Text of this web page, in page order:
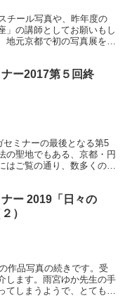
チール写真や、昨年度の
」の講師としてお願いもし
元京都で初の写真展を開
ー2017第５回終
ミナーの最後となる第5
の聖地でもある、京都・円
はご覧の通り、数多くのダ
ー 2019「日々の
）
作品写真の続きです。受
します。雨宮ゆか先生の手
てしまうようで、とても不